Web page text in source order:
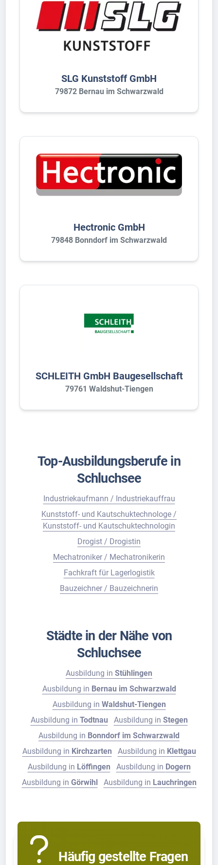
SLG Kunststoff GmbH
79872 Bernau im Schwarzwald
Hectronic GmbH
79848 Bonndorf im Schwarzwald
SCHLEITH GmbH Baugesellschaft
79761 Waldshut-Tiengen
Top-Ausbildungsberufe in
Schluchsee
Industriekaufmann / Industriekauffrau
Kunststoff- und Kautschuktechnologe /
Kunststoff- und Kautschuktechnologin
Drogist / Drogistin
Mechatroniker / Mechatronikerin
Fachkraft für Lagerlogistik
Bauzeichner / Bauzeichnerin
Städte in der Nähe von
Schluchsee
Ausbildung in Stühlingen
Ausbildung in Bernau im Schwarzwald
Ausbildung in Waldshut-Tiengen
Ausbildung in Todtnau Ausbildung in Stegen
Ausbildung in Bonndorf im Schwarzwald
Ausbildung in Kirchzarten Ausbildung in Klettgau
Ausbildung in Löffingen Ausbildung in Dogern
Ausbildung in Görwihl Ausbildung in Lauchringen
Häufig gestellte Fragen